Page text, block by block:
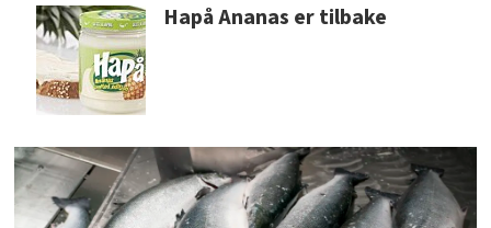
Hapå Ananas er tilbake